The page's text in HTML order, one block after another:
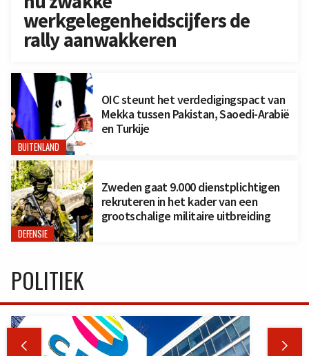
werkgelegenheidscijfers de
rally aanwakkeren
BUITENLAND
OIC steunt het verdedigingspact van
Mekka tussen Pakistan, Saoedi-Arabië
en Turkije
DEFENSIE
Zweden gaat 9.000 dienstplichtigen
rekruteren in het kader van een
grootschalige militaire uitbreiding
POLITIEK
 